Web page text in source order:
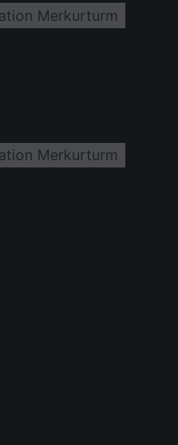
Merkurturm
Merkurturm